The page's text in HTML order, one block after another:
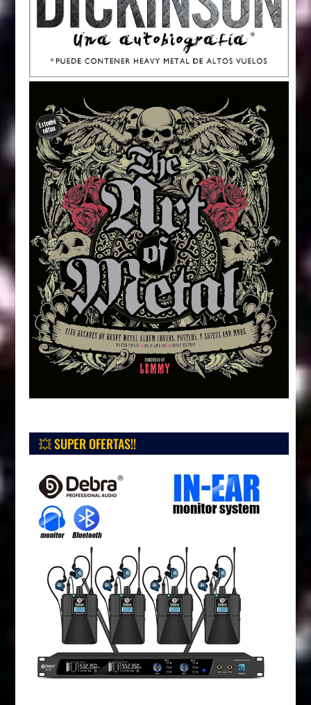
💥 SUPER OFERTAS!!